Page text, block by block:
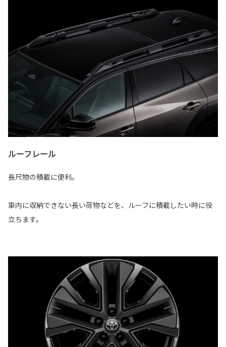
ルーフレール
長尺物の積載に便利。
車内に収納できない長い荷物などを、ルーフに積載したい時に役
立ちます。